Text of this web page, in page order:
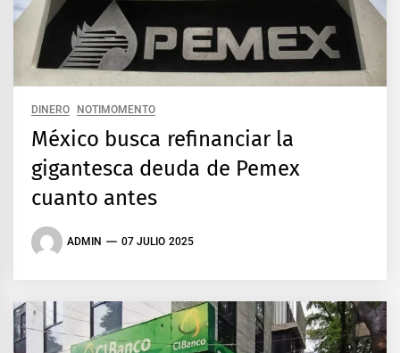
DINERO NOTIMOMENTO
México busca refinanciar la
gigantesca deuda de Pemex
cuanto antes
ADMIN 07 JULIO 2025